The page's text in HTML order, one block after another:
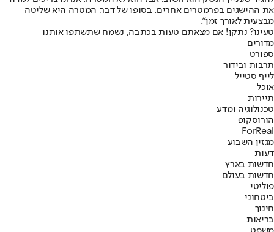
את ההישגים בפרמטרים אחרים. בסופו של דבר, המטרה היא שליטה
מבצעית לאורך זמן".
טעינו? נתקן! אם מצאתם טעות בכתבה, נשמח שתשתפו אותנו
מדורים
ספורט
תרבות ובידור
לייף סטייל
אוכל
תיירות
טכנולוגיה ומדע
הורוסקופ
ForReal
מגזין השבוע
דעות
חדשות בארץ
חדשות בעולם
פוליטי
ביטחוני
חינוך
בריאות